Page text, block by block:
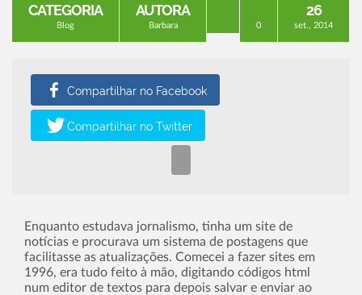
CATEGORIA
Blog
AUTORA
Barbara 0
26
set., 2014
Enquanto estudava jornalismo, tinha um site de
notícias e procurava um sistema de postagens que
facilitasse as atualizações. Comecei a fazer sites em
1996, era tudo feito à mão, digitando códigos html
num editor de textos para depois salvar e enviar ao